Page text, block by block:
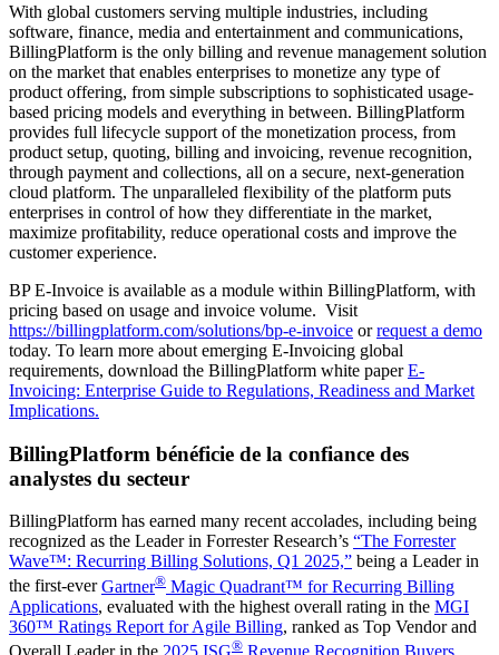
With global customers serving multiple industries, including
software, finance, media and entertainment and communications,
BillingPlatform is the only billing and revenue management solution
on the market that enables enterprises to monetize any type of
product offering, from simple subscriptions to sophisticated usage-
based pricing models and everything in between. BillingPlatform
provides full lifecycle support of the monetization process, from
product setup, quoting, billing and invoicing, revenue recognition,
through payment and collections, all on a secure, next-generation
cloud platform. The unparalleled flexibility of the platform puts
enterprises in control of how they differentiate in the market,
maximize profitability, reduce operational costs and improve the
customer experience.
BP E-Invoice is available as a module within BillingPlatform, with
pricing based on usage and invoice volume. Visit
https://billingplatform.com/solutions/bp-e-invoice orrequest a demo
today. To learn more about emerging E-Invoicing global
requirements, download the BillingPlatform white paperE-
Invoicing: Enterprise Guide to Regulations, Readiness and Market
Implications.
BillingPlatform bénéficie de la confiance des
analystes du secteur
BillingPlatform has earned many recent accolades, including being
recognized as the Leader in Forrester Research’s “The Forrester
Wave™: Recurring Billing Solutions, Q1 2025,” being a Leader in
the first-everGartner® Magic Quadrant™ for Recurring Billing
Applications, evaluated with the highest overall rating in the MGI
360™ Ratings Report for Agile Billing, ranked as Top Vendor and
Overall Leader in the 2025 ISG® Revenue Recognition Buyers